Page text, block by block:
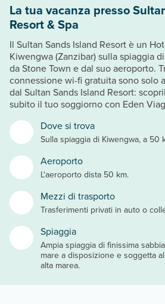
Dove si trova
Sulla spiaggia di Kiwengwa, a 50
Aeroporto
L'aeroporto dista 50 km.
Mezzi di trasporto
Trasferimenti privati in auto o
Spiaggia
Ampia spiaggia di finissima
mare a disposizione e soggetta
alta marea.
La tua vacanza presso
Resort & Spa
Il Sultan Sands Island Resort è un
Kiwengwa (Zanzibar) sulla spiaggia
da Stone Town e dal suo aeroporto.
connessione wi-fi gratuita sono solo
dal Sultan Sands Island Resort:
subito il tuo soggiorno con Eden